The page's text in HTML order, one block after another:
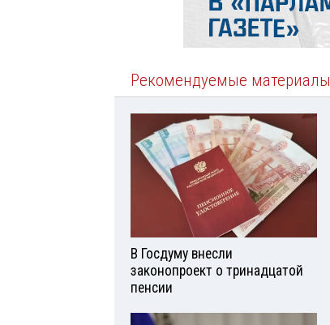
Рекомендуемые материалы
В Госдуму внесли
законопроект о тринадцатой
пенсии